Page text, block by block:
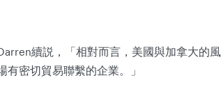
續説，「相對而言，美國與加拿大的
密切貿易聯繫的企業。」